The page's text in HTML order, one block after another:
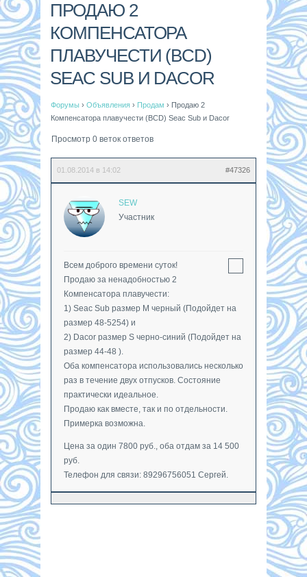
ПРОДАЮ 2
КОМПЕНСАТОРА
ПЛАВУЧЕСТИ (BCD)
SEAC SUB И DACOR
Форумы › Объявления › Продам › Продаю 2
Компенсатора плавучести (BCD) Seac Sub и Dacor
Просмотр 0 веток ответов
01.08.2014 в 14:02 #47326
SEW
Участник
Всем доброго времени суток!
Продаю за ненадобностью 2
Компенсатора плавучести:
1) Seac Sub размер М черный (Подойдет на
размер 48-5254) и
2) Dacor размер S черно-синий (Подойдет на
размер 44-48 ).
Оба компенсатора использовались несколько
раз в течение двух отпусков. Состояние
практически идеальное.
Продаю как вместе, так и по отдельности.
Примерка возможна.
Цена за один 7800 руб., оба отдам за 14 500
руб.
Телефон для связи: 89296756051 Сергей.